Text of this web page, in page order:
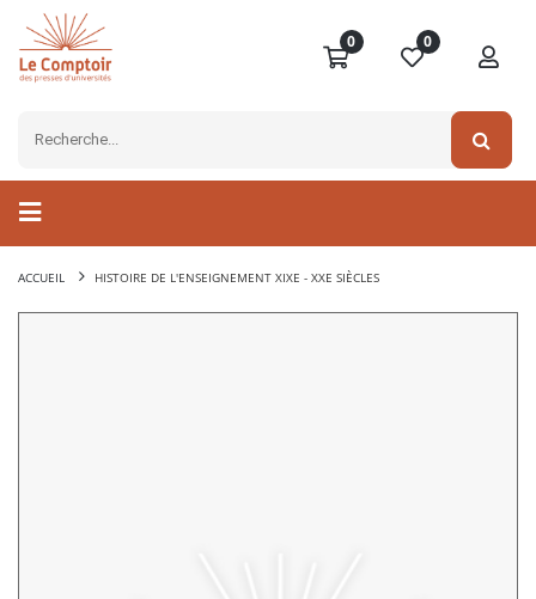
0 0
ACCUEIL HISTOIRE DE L'ENSEIGNEMENT XIXE - XXE SIÈCLES